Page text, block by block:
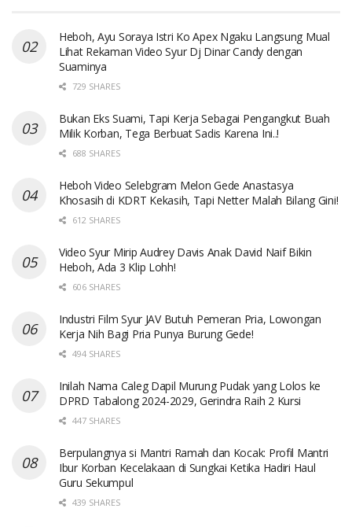
Heboh, Ayu Soraya Istri Ko Apex Ngaku Langsung Mual
Lihat Rekaman Video Syur Dj Dinar Candy dengan
Suaminya
729 SHARES
Bukan Eks Suami, Tapi Kerja Sebagai Pengangkut Buah
Milik Korban, Tega Berbuat Sadis Karena Ini..!
688 SHARES
Heboh Video Selebgram Melon Gede Anastasya
Khosasih di KDRT Kekasih, Tapi Netter Malah Bilang Gini!
612 SHARES
Video Syur Mirip Audrey Davis Anak David Naif Bikin
Heboh, Ada 3 Klip Lohh!
606 SHARES
Industri Film Syur JAV Butuh Pemeran Pria, Lowongan
Kerja Nih Bagi Pria Punya Burung Gede!
494 SHARES
Inilah Nama Caleg Dapil Murung Pudak yang Lolos ke
DPRD Tabalong 2024-2029, Gerindra Raih 2 Kursi
447 SHARES
Berpulangnya si Mantri Ramah dan Kocak: Profil Mantri
Ibur Korban Kecelakaan di Sungkai Ketika Hadiri Haul
Guru Sekumpul
439 SHARES